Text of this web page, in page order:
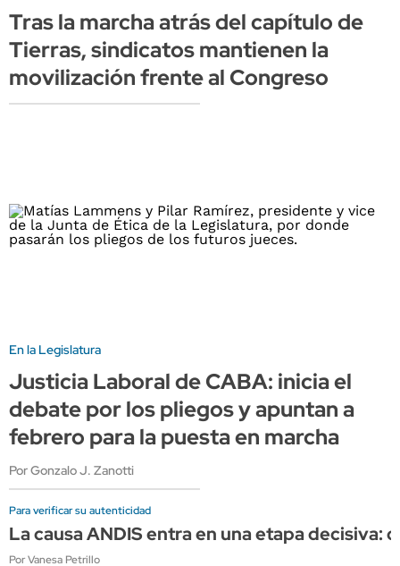
Tras la marcha atrás del capítulo de
Tierras, sindicatos mantienen la
movilización frente al Congreso
En la Legislatura
Justicia Laboral de CABA: inicia el
debate por los pliegos y apuntan a
febrero para la puesta en marcha
Por Gonzalo J. Zanotti
Para verificar su autenticidad
La causa ANDIS entra en una etapa decisiva:
Por Vanesa Petrillo